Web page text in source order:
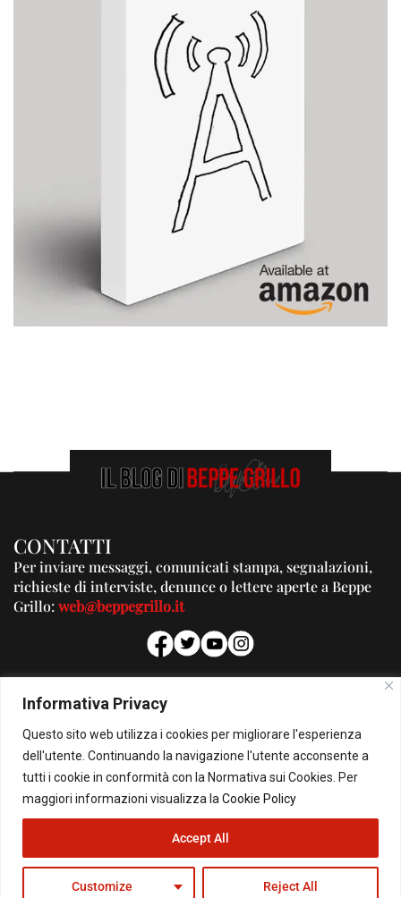
Informativa Privacy
Questo sito web utilizza i cookies per migliorare l'esperienza
dell'utente. Continuando la navigazione l'utente acconsente a
tutti i cookie in conformità con la Normativa sui Cookies. Per
maggiori informazioni visualizza la Cookie Policy
Customize Reject All
Accept All
CONTATTI
Per inviare messaggi, comunicati stampa, segnalazioni,
richieste di interviste, denunce o lettere aperte a Beppe
Grillo:web@beppegrillo.it
PUBBLICITA'
Per la tua pubblicità su questo Blog:
pubblicita@beppegrillo.it
HOMEPAGE COOKIE POLICY PRIVACY POLICY CONTATTI
© Copyright 2026 - Il Blog di Beppe Grillo. All Rights Reserved - Powered by
happygrafic.com